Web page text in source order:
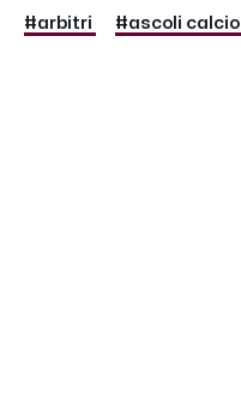
#arbitri #ascoli calcio